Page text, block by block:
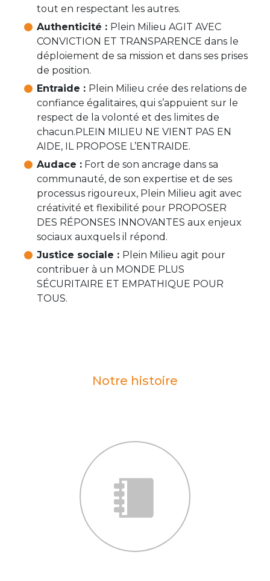
tout en respectant les autres.
Authenticité : Plein Milieu AGIT AVEC
CONVICTION ET TRANSPARENCE dans le
déploiement de sa mission et dans ses prises
de position.
Entraide : Plein Milieu crée des relations de
confiance égalitaires, qui s’appuient sur le
respect de la volonté et des limites de
chacun.PLEIN MILIEU NE VIENT PAS EN
AIDE, IL PROPOSE L’ENTRAIDE.
Audace : Fort de son ancrage dans sa
communauté, de son expertise et de ses
processus rigoureux, Plein Milieu agit avec
créativité et flexibilité pour PROPOSER
DES RÉPONSES INNOVANTES aux enjeux
sociaux auxquels il répond.
Justice sociale : Plein Milieu agit pour
contribuer à un MONDE PLUS
SÉCURITAIRE ET EMPATHIQUE POUR
TOUS.
Notre histoire